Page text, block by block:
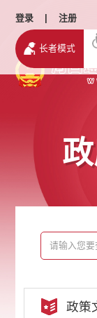
登录 | 注册
长者模式
政策